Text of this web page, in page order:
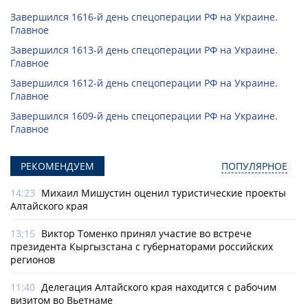
Завершился 1616-й день спецоперации РФ на Украине.
Главное
Завершился 1613-й день спецоперации РФ на Украине.
Главное
Завершился 1612-й день спецоперации РФ на Украине.
Главное
Завершился 1609-й день спецоперации РФ на Украине.
Главное
РЕКОМЕНДУЕМ ПОПУЛЯРНОЕ
14:23 Михаил Мишустин оценил туристические проекты
Алтайского края
13:15 Виктор Томенко принял участие во встрече
президента Кыргызстана с губернаторами российских
регионов
11:40 Делегация Алтайского края находится с рабочим
визитом во Вьетнаме